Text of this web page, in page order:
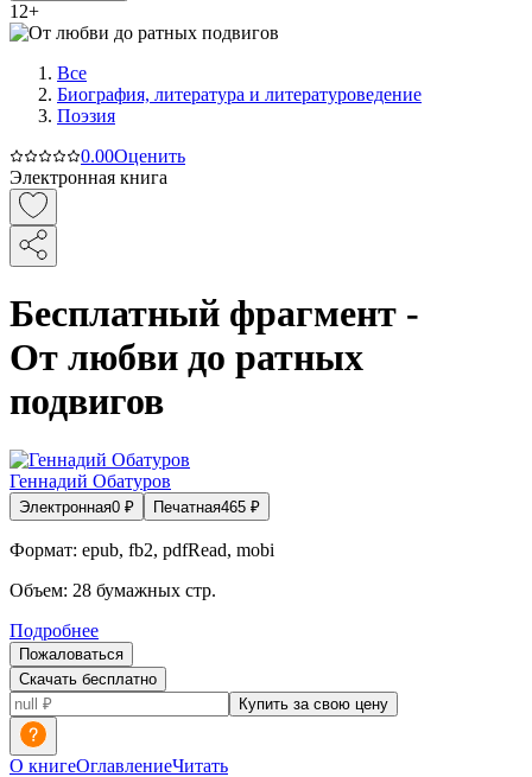
12+
Все
Биография, литература и литературоведение
Поэзия
0.00Оценить
Электронная книга
Бесплатный фрагмент -
От любви до ратных
подвигов
Геннадий Обатуров
Электронная0 ₽ Печатная465 ₽
Формат: epub, fb2, pdfRead, mobi
Объем: 28 бумажных стр.
Подробнее
Пожаловаться
Скачать бесплатно
Купить за свою цену
О книгеОглавлениеЧитать